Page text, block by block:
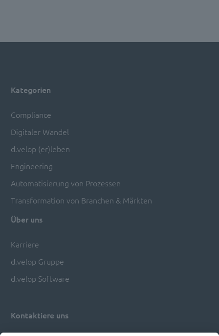
Kategorien
Compliance
Digitaler Wandel
d.velop (er)leben
Engineering
Automatisierung von Prozessen
Transformation von Branchen & Märkten
Über uns
Karriere
d.velop Gruppe
d.velop Software
Kontaktiere uns